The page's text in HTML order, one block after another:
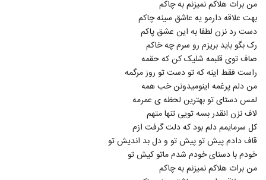
5293
دانلود آهنگ احمد خنجری دلتنگی
۲۸۴ بازدید
Amin Tak Setareh)
۲۴۹ بازدید
5295
دانلود آهنگ نیا دور شدی از پیام رشیدی به
همراه متن ترانه
۲۹۲ بازدید
5296
Mohammad mousavi Jodaei
۲۴۱ بازدید
من برات هلاکم نمیزنم به چاکم
بهت علاقه دارمو یه عاشق سینه چاکم
دست رد نزن لطفا به این عشق پاکم
رک بگو باید بریزم رو سرم چه خاکم
صاف توی قلبمه شلیک کن که حقمه
راست فقط اینه که تو دست تو روز مرگمه
من دلم پرغمه اینومیدونن خب همه
لمس دستای تو بهترین لحظه ی عمرمه
لاف نزن انقدر بسه تویی تنها متهم
کل سرمایمم دلم بود که دلت گرفت ازم
قاف دادم پیش تو پیش تو و دل بد اندیش تو
خودم با دستای خودم شدم ماتو کیش تو
من برات هلاکم نمیزنم به چاکم